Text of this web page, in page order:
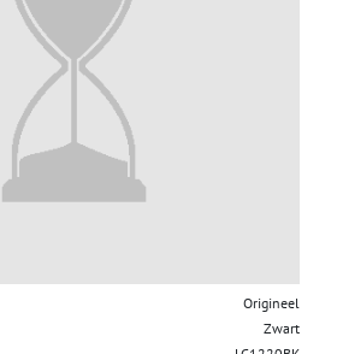
Origineel
Zwart